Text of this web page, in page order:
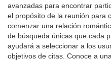
avanzadas para encontrar
el propósito de la reunión para
comenzar una relación
de búsqueda únicas que cada
ayudará a seleccionar a los
objetivos de citas. Conoce a